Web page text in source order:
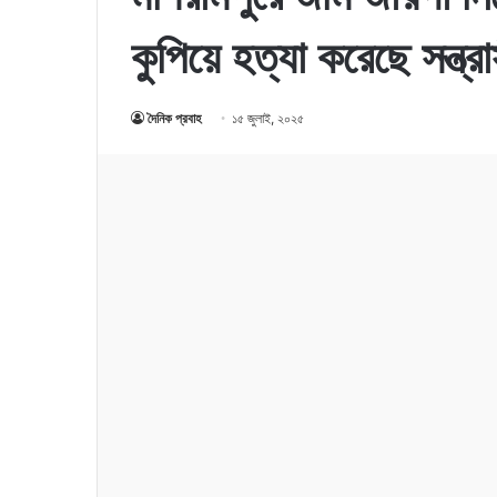
কুপিয়ে হত্যা করেছে
দৈনিক প্রবাহ ১৫ জুলাই, ২০২৫